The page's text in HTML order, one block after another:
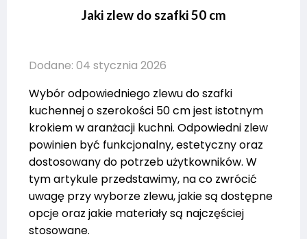
Jaki zlew do szafki 50 cm
Dodane: 04 stycznia 2026
Wybór odpowiedniego zlewu do szafki
kuchennej o szerokości 50 cm jest istotnym
krokiem w aranżacji kuchni. Odpowiedni zlew
powinien być funkcjonalny, estetyczny oraz
dostosowany do potrzeb użytkowników. W
tym artykule przedstawimy, na co zwrócić
uwagę przy wyborze zlewu, jakie są dostępne
opcje oraz jakie materiały są najczęściej
stosowane.